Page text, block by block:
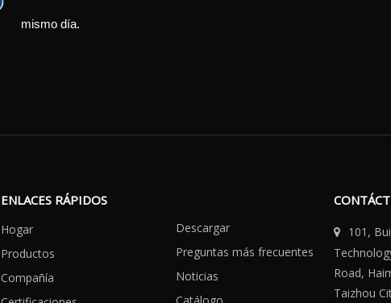
mismo día.
ENLACES RÁPIDOS
Hogar
Productos
Compañía
Descargar
Preguntas más frecuentes
Noticias
 101,
Road,
Taizhou